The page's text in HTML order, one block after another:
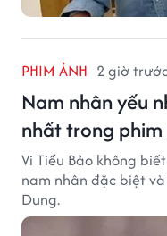
PHIM ẢNH 2 giờ
Nam nhân yếu
nhất trong
Vi Tiểu Bảo không
nam nhân đặc biệt
Dung.